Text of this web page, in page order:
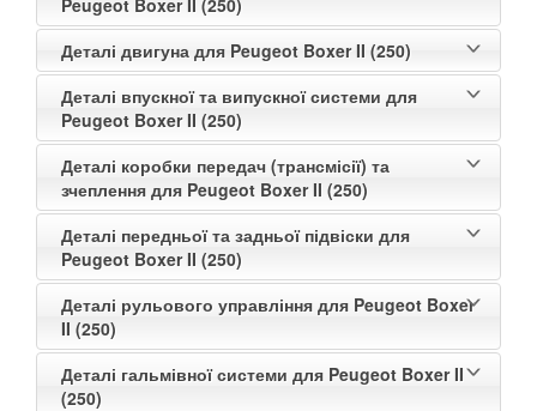
Деталі двигуна для Peugeot Boxer II (250)
Деталі впускної та випускної системи для
Peugeot Boxer II (250)
Деталі коробки передач (трансмісії) та
зчеплення для Peugeot Boxer II (250)
Деталі передньої та задньої підвіски для
Peugeot Boxer II (250)
Деталі рульового управління для Peugeot Boxer
II (250)
Деталі гальмівної системи для Peugeot Boxer II
(250)